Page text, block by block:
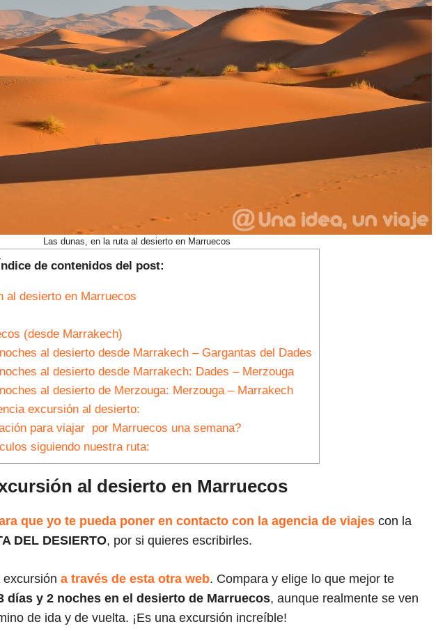
Las dunas, en la ruta al desierto en Marruecos
de contenidos del post:
al desierto en Marruecos
(desde Marrakech)
al desierto desde Marrakech – Gargantas del Dades
al desierto desde Marrakech: Dades – Merzouga
al desierto de Merzouga: Merzouga – Marrakech
excursión al desierto:
para viajar por Marruecos una semana?
siguiendo nuestra ruta:
al desierto en Marruecos
que yo te pueda poner en contacto con la agencia de viajes con la
DEL DESIERTO, por si quieres escribirles.
a través de esta otra web. Compara y elige lo que mejor te
días y 2 noches en el desierto de Marruecos, aunque realmente se ven
de ida y de vuelta. ¡Es una excursión increíble!